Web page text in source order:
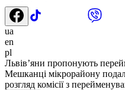
ua
en
pl
Львів’яни пропонують
Мешканці мікрорайону
розгляд комісії з